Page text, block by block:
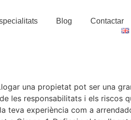
Blog Contactar
una propietat pot ser una
les responsabilitats i els riscos
experiència com a